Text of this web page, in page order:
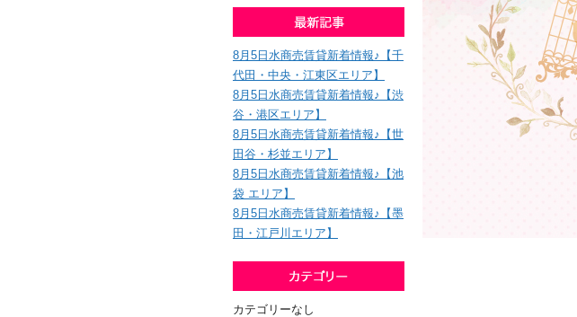
8月5日水商売賃貸新着情報♪【千
代田・中央・江東区エリア】
8月5日水商売賃貸新着情報♪【渋
谷・港区エリア】
8月5日水商売賃貸新着情報♪【世
田谷・杉並エリア】
8月5日水商売賃貸新着情報♪【池
袋 エリア】
8月5日水商売賃貸新着情報♪【墨
田・江戸川エリア】
カテゴリーなし